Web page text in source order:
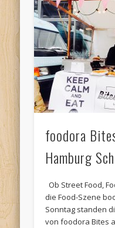
foodora
Hamburg
Ob Street Food,
die Food-Szene
Sonntag standen
von foodora Bites